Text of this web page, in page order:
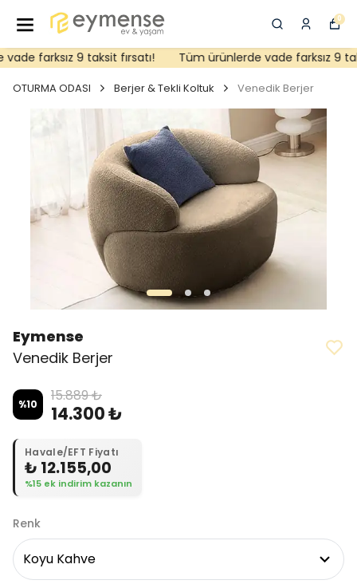
0
farksız 9 taksit fırsatı! Tüm ürünlerde vade farksız 9
OTURMA ODASI Berjer & Tekli Koltuk Venedik Berjer
Eymense
Venedik Berjer
%10 15.889 ₺
14.300 ₺
Havale/EFT Fiyatı
₺ 12.155,00
%15 ek indirim kazanın
Renk